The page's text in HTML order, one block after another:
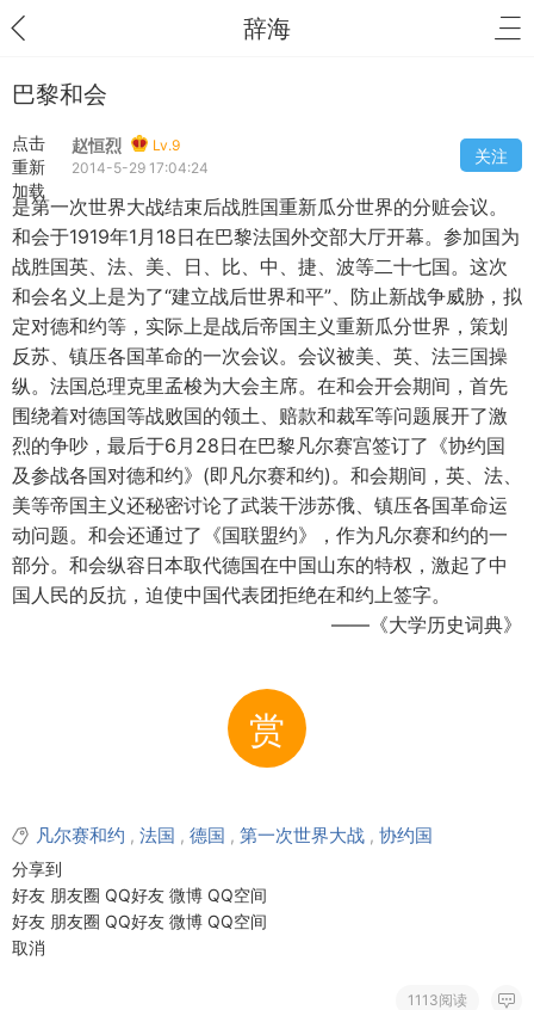
辞海
巴黎和会
点击
重新
加载
赵恒烈
Lv.9
2014-5-29 17:04:24
关注
是第一次世界大战结束后战胜国重新瓜分世界的分赃会议。
和会于1919年1月18日在巴黎法国外交部大厅开幕。参加国为
战胜国英、法、美、日、比、中、捷、波等二十七国。这次
和会名义上是为了“建立战后世界和平”、防止新战争威胁，拟
定对德和约等，实际上是战后帝国主义重新瓜分世界，策划
反苏、镇压各国革命的一次会议。会议被美、英、法三国操
纵。法国总理克里孟梭为大会主席。在和会开会期间，首先
围绕着对德国等战败国的领土、赔款和裁军等问题展开了激
烈的争吵，最后于6月28日在巴黎凡尔赛宫签订了《协约国
及参战各国对德和约》(即凡尔赛和约)。和会期间，英、法、
美等帝国主义还秘密讨论了武装干涉苏俄、镇压各国革命运
动问题。和会还通过了《国联盟约》，作为凡尔赛和约的一
部分。和会纵容日本取代德国在中国山东的特权，激起了中
国人民的反抗，迫使中国代表团拒绝在和约上签字。
——《大学历史词典》
赏
凡尔赛和约 , 法国 , 德国 , 第一次世界大战 , 协约国
分享到
好友 朋友圈 QQ好友 微博 QQ空间
好友 朋友圈 QQ好友 微博 QQ空间
取消
1113阅读